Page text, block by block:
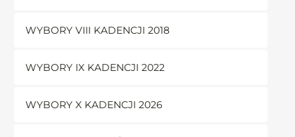
WYBORY VIII KADENCJI 2018
WYBORY IX KADENCJI 2022
WYBORY X KADENCJI 2026